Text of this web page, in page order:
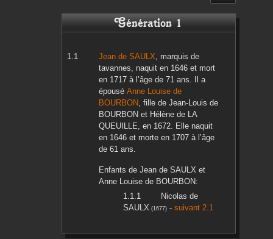
Génération 1
Jeande SAULX, marquis de
tavannes, naquit en 1646et mort
en 1717à l’âge de 71 ans. Il a
épousé Anne Louisede
BOURBON, fille de Jean-Louis de
BOURBON et Hélènede LA
QUEUILLE, en 1672. Elle naquit
en 1646et morte en 1707à l’âge
de 61 ans.
Enfants de Jeande SAULX et
Anne Louisede BOURBON:
Nicolas de
SAULX (1677)- suivant 2.1